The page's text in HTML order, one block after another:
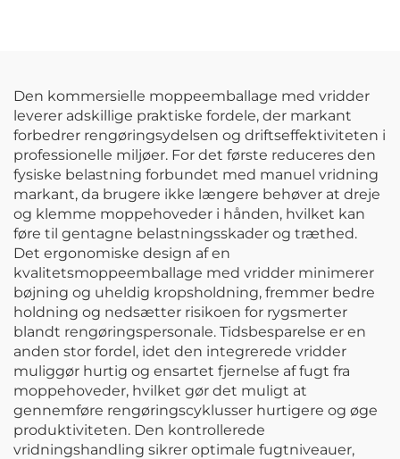
Den kommersielle moppeemballage med vridder
leverer adskillige praktiske fordele, der markant
forbedrer rengøringsydelsen og driftseffektiviteten i
professionelle miljøer. For det første reduceres den
fysiske belastning forbundet med manuel vridning
markant, da brugere ikke længere behøver at dreje
og klemme moppehoveder i hånden, hvilket kan
føre til gentagne belastningsskader og træthed.
Det ergonomiske design af en
kvalitetsmoppeemballage med vridder minimerer
bøjning og uheldig kropsholdning, fremmer bedre
holdning og nedsætter risikoen for rygsmerter
blandt rengøringspersonale. Tidsbesparelse er en
anden stor fordel, idet den integrerede vridder
muliggør hurtig og ensartet fjernelse af fugt fra
moppehoveder, hvilket gør det muligt at
gennemføre rengøringscyklusser hurtigere og øge
produktiviteten. Den kontrollerede
vridningshandling sikrer optimale fugtniveauer,